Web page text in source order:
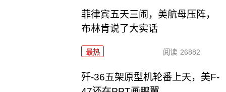
菲律宾五天三闹，美航母压阵，
布林肯说了大实话
最热 阅读 26882
歼-36五架原型机轮番上天，美F-